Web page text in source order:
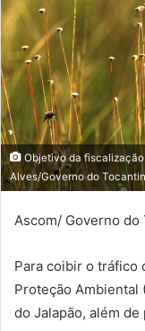
Objetivo da
Alves/Governo do
Ascom/ Governo do
Para coibir o tráfico
Proteção Ambiental
do Jalapão, além